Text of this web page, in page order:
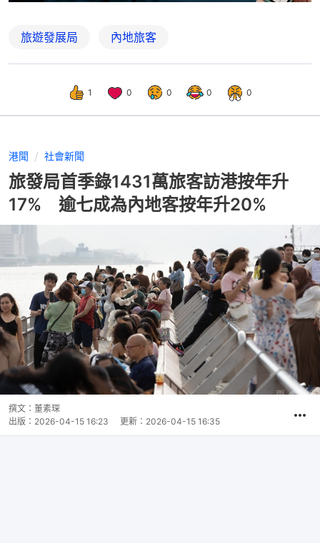
旅遊發展局 內地旅客
1 0 0 0 0
港聞 社會新聞
旅發局首季錄1431萬旅客訪港按年升
17% 逾七成為內地客按年升20%
撰文： 董素琛
出版： 2026-04-15 16:23 更新： 2026-04-15 16:35